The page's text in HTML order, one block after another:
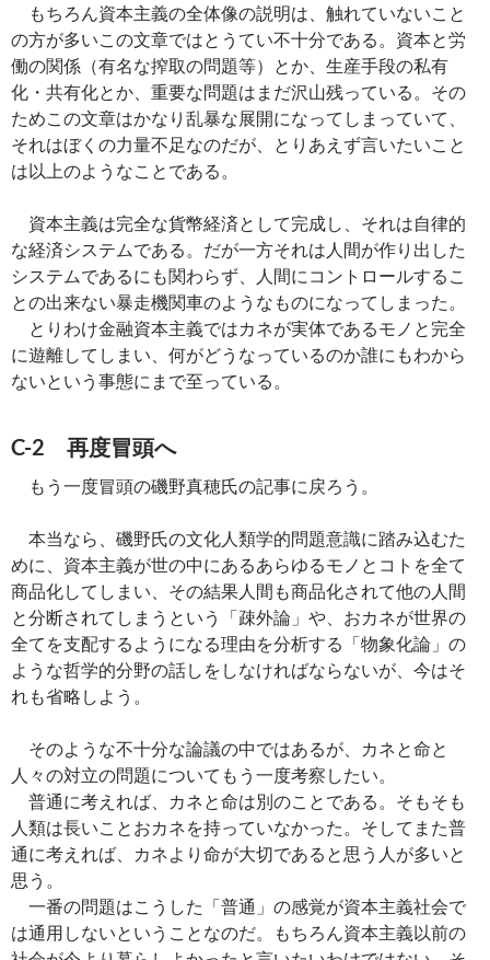
もちろん資本主義の全体像の説明は、触れていないこと
の方が多いこの文章ではとうてい不十分である。資本と労
働の関係（有名な搾取の問題等）とか、生産手段の私有
化・共有化とか、重要な問題はまだ沢山残っている。その
ためこの文章はかなり乱暴な展開になってしまっていて、
それはぼくの力量不足なのだが、とりあえず言いたいこと
は以上のようなことである。
資本主義は完全な貨幣経済として完成し、それは自律的
な経済システムである。だが一方それは人間が作り出した
システムであるにも関わらず、人間にコントロールするこ
との出来ない暴走機関車のようなものになってしまった。
とりわけ金融資本主義ではカネが実体であるモノと完全
に遊離してしまい、何がどうなっているのか誰にもわから
ないという事態にまで至っている。
C-2 再度冒頭へ
もう一度冒頭の磯野真穂氏の記事に戻ろう。
本当なら、磯野氏の文化人類学的問題意識に踏み込むた
めに、資本主義が世の中にあるあらゆるモノとコトを全て
商品化してしまい、その結果人間も商品化されて他の人間
と分断されてしまうという「疎外論」や、おカネが世界の
全てを支配するようになる理由を分析する「物象化論」の
ような哲学的分野の話しをしなければならないが、今はそ
れも省略しよう。
そのような不十分な論議の中ではあるが、カネと命と
人々の対立の問題についてもう一度考察したい。
普通に考えれば、カネと命は別のことである。そもそも
人類は長いことおカネを持っていなかった。そしてまた普
通に考えれば、カネより命が大切であると思う人が多いと
思う。
一番の問題はこうした「普通」の感覚が資本主義社会で
は通用しないということなのだ。もちろん資本主義以前の